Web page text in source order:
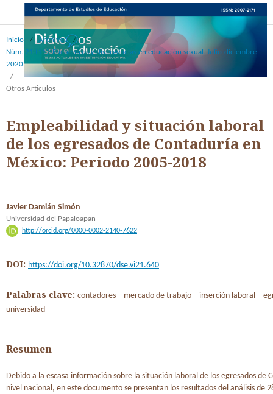
Inicio / Archivos
/
Núm. 21 (11): Encuentros y divergencias en educación sexual. Julio-diciembre
2020
/
Otros Articulos
Empleabilidad y situación laboral
de los egresados de Contaduría en
México: Periodo 2005-2018
Javier Damián Simón
Universidad del Papaloapan
http://orcid.org/0000-0002-2140-7622
DOI: https://doi.org/10.32870/dse.vi21.640
Palabras clave: contadores – mercado de trabajo – inserción laboral –
universidad
Resumen
Debido a la escasa información sobre la situación laboral de los egresados de
nivel nacional, en este documento se presentan los resultados del análisis de